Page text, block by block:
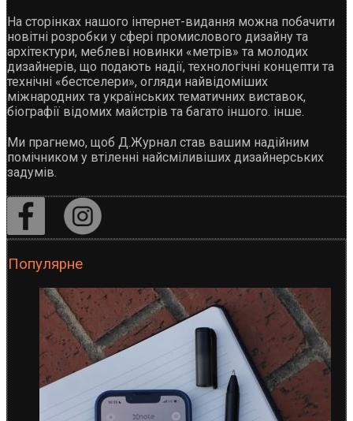
На сторінках нашого інтернет-видання можна побачити
новітні розробки у сфері промислового дизайну та
архітектури, меблеві новинки «метрів» та молодих
дизайнерів, що подають надії, технологічні концепти та
технічні «бестселери», огляди найвідоміших
міжнародних та українських тематичних виставок,
біографії відомих майстрів та багато іншого. інше.
Ми прагнемо, щоб Д.Журнал став вашим надійним
помічником у втіленні найсміливіших дизайнерських
задумів.
Популярне